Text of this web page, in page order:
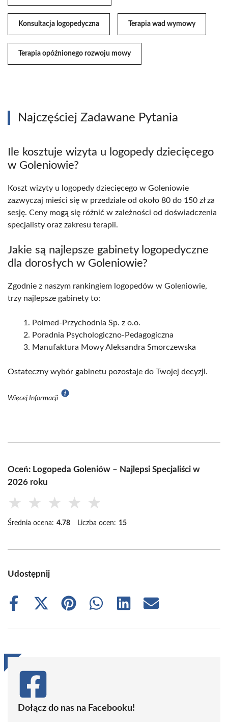
Konsultacja logopedyczna Terapia wad wymowy
Terapia opóźnionego rozwoju mowy
Najczęściej Zadawane Pytania
Ile kosztuje wizyta u logopedy dziecięcego
w Goleniowie?
Koszt wizyty u logopedy dziecięcego w Goleniowie
zazwyczaj mieści się w przedziale od około 80 do 150 zł za
sesję. Ceny mogą się różnić w zależności od doświadczenia
specjalisty oraz zakresu terapii.
Jakie są najlepsze gabinety logopedyczne
dla dorosłych w Goleniowie?
Zgodnie z naszym rankingiem logopedów w Goleniowie,
trzy najlepsze gabinety to:
Polmed-Przychodnia Sp. z o.o.
Poradnia Psychologiczno-Pedagogiczna
Manufaktura Mowy Aleksandra Smorczewska
Ostateczny wybór gabinetu pozostaje do Twojej decyzji.
Więcej Informacji
Oceń: Logopeda Goleniów – Najlepsi Specjaliści w
2026 roku
★ ★ ★ ★ ★
Średnia ocena: 4.78 Liczba ocen: 15
Udostępnij
Share
Share
(Twitter)
Share
Share
Share
Share
Dołącz do nas na Facebooku!